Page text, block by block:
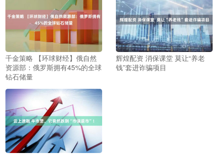
千金策略 【环球财经】俄自然
资源部：俄罗斯拥有45%的全球
钻石储量
辉煌配资 消保课堂 莫让“养老
钱”套进诈骗项目